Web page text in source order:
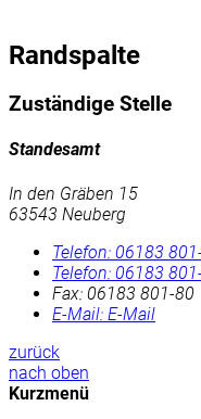
Randspalte
Zuständige Stelle
Standesamt
In den Gräben 15
63543 Neuberg
Telefon: 06183
Telefon: 06183
Fax: 06183 801-80
E-Mail: E-Mail
zurück
nach oben
Kurzmenü